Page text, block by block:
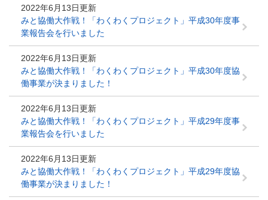
2022年6月13日更新
みと協働大作戦！「わくわくプロジェクト」平成30年度事
業報告会を行いました
2022年6月13日更新
みと協働大作戦！「わくわくプロジェクト」平成30年度協
働事業が決まりました！
2022年6月13日更新
みと協働大作戦！「わくわくプロジェクト」平成29年度事
業報告会を行いました
2022年6月13日更新
みと協働大作戦！「わくわくプロジェクト」平成29年度協
働事業が決まりました！